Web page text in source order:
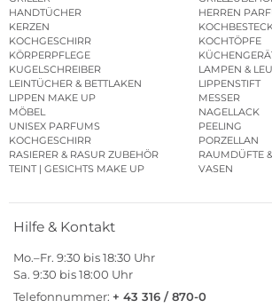
HANDTÜCHER
HERREN
KERZEN
KOCHGESCHIRR
KOCHTÖPFE
KÖRPERPFLEGE
KUGELSCHREIBER
LAMPEN &
LEINTÜCHER & BETTLAKEN
LIPPENSTIFT
LIPPEN MAKE UP
MESSER
MÖBEL
NAGELLACK
UNISEX PARFUMS
PEELING
KOCHGESCHIRR
PORZELLAN
RASIERER & RASUR ZUBEHÖR
RAUMDÜFTE
TEINT | GESICHTS MAKE UP
VASEN
Hilfe & Kontakt
Mo.–Fr. 9:30 bis 18:30 Uhr
Sa. 9:30 bis 18:00 Uhr
Telefonnummer: + 43 316 / 870-0